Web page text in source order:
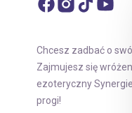
Chcesz zadbać o
Zajmujesz się
ezoteryczny
progi!